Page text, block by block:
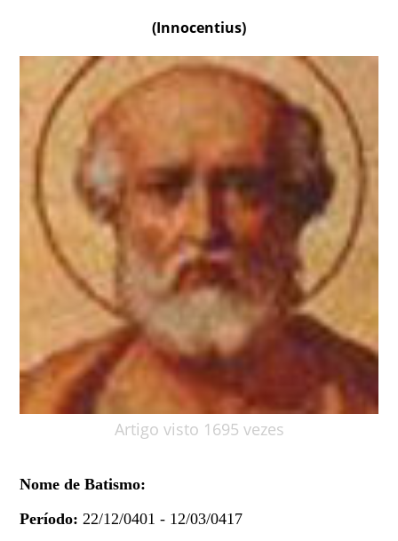
(Innocentius)
Artigo visto 1695 vezes
Nome de Batismo:
Período: 22/12/0401 - 12/03/0417